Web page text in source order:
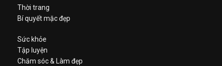
Thời trang
Bí quyết mặc đẹp
Sức khỏe
Tập luyện
Chăm sóc & Làm đẹp